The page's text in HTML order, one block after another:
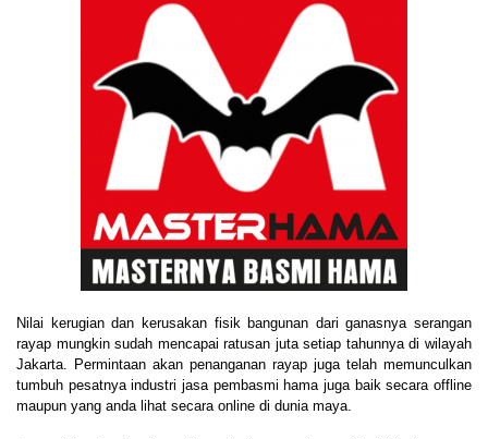
Nilai kerugian dan kerusakan fisik bangunan dari ganasnya serangan
rayap mungkin sudah mencapai ratusan juta setiap tahunnya di wilayah
Jakarta. Permintaan akan penanganan rayap juga telah memunculkan
tumbuh pesatnya industri jasa pembasmi hama juga baik secara offline
maupun yang anda lihat secara online di dunia maya.